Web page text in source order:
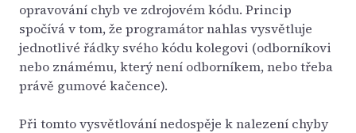
opravování chyb ve zdrojovém kódu. Princip
spočívá v tom, že programátor nahlas vysvětluje
jednotlivé řádky svého kódu kolegovi (odborníkovi
nebo známému, který není odborníkem, nebo třeba
právě gumové kačence).
Při tomto vysvětlování nedospěje k nalezení chyby